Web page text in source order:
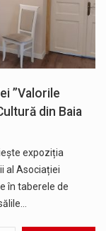
”Valorile
din Baia
expoziția
al Asociației
în taberele de